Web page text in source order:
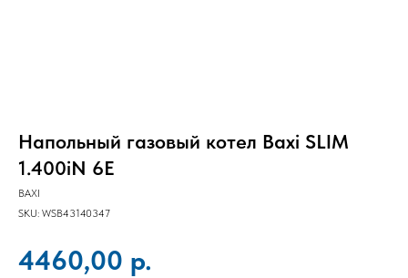
Напольный газовый котел Baxi SLIM
1.400iN 6E
BAXI
SKU: WSB43140347
4460,00 р.